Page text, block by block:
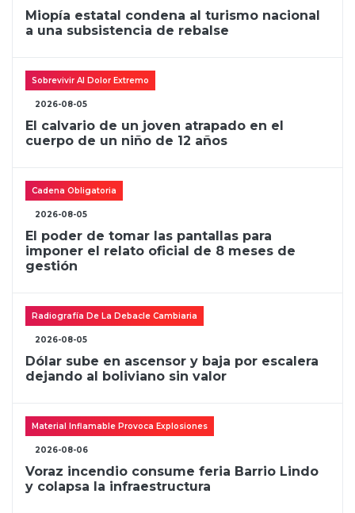
Miopía estatal condena al turismo nacional
a una subsistencia de rebalse
Sobrevivir Al Dolor Extremo
2026-08-05
El calvario de un joven atrapado en el
cuerpo de un niño de 12 años
Cadena Obligatoria
2026-08-05
El poder de tomar las pantallas para
imponer el relato oficial de 8 meses de
gestión
Radiografía De La Debacle Cambiaria
2026-08-05
Dólar sube en ascensor y baja por escalera
dejando al boliviano sin valor
Material Inflamable Provoca Explosiones
2026-08-06
Voraz incendio consume feria Barrio Lindo
y colapsa la infraestructura